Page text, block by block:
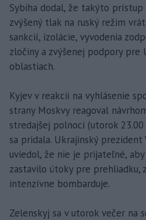
Sybiha dodal, že takýto prístup
zvýšený tlak na ruský režim
sankcií, izolácie, vyvodenia
zločiny a zvýšenej podpory pre
oblastiach.
Kyjev v reakcii na vyhlásenie
strany Moskvy reagoval
stredajšej polnoci (utorok 23.00
sa pridala. Ukrajinský
uviedol, že nie je prijateľné,
zastavilo útoky pre prehliadku,
intenzívne bombarduje.
Zelenskyj sa v utorok večer na